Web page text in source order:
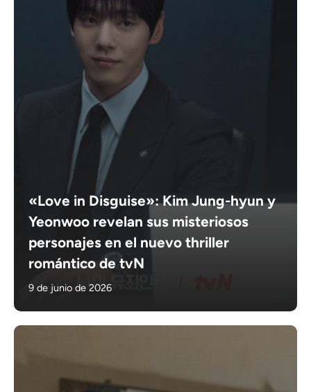
«Love in Disguise»: Kim Jung-hyun y
Yeonwoo revelan sus misteriosos
personajes en el nuevo thriller
romántico de tvN
9 de junio de 2026